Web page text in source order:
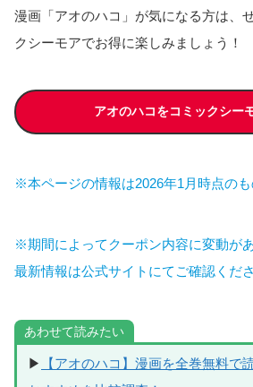
漫画「アオのハコ」が気になる方は、
クシーモアでお得に楽しみましょう！
アオのハコをコミックシー
※本ページの情報は2026年1月時点の
※期間によってクーポン内容に変動が
最新情報は公式サイトにてご確認くだ
あわせて読みたい
▶
【アオのハコ】漫画を全巻無料で